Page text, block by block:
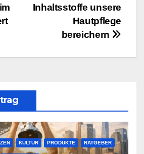
Inhaltsstoffe unsere
Hautpflege
bereichern
KULTUR PRODUKTE RATGEBER